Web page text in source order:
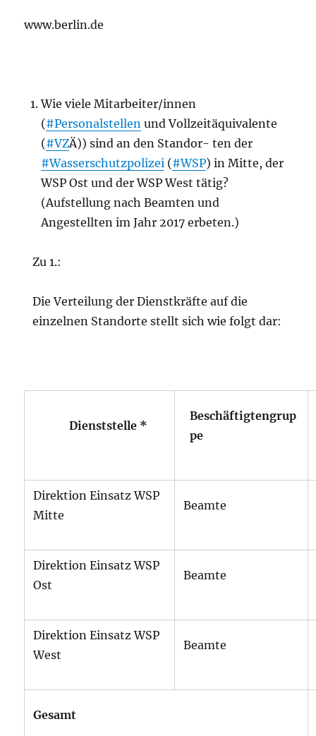
www.berlin.de
Wie viele Mitarbeiter/innen
(#Personalstellen und Vollzeitäquivalente
(#VZÄ)) sind an den Standor- ten der
#Wasserschutzpolizei (#WSP) in Mitte, der
WSP Ost und der WSP West tätig?
(Aufstellung nach Beamten und
Angestellten im Jahr 2017 erbeten.)
Zu 1.:
Die Verteilung der Dienstkräfte auf die
einzelnen Standorte stellt sich wie folgt dar:
Dienststelle *
Beschäftigtengrup
pe
Direktion Einsatz WSP
Mitte
Beamte
Direktion Einsatz WSP
Ost
Beamte
Direktion Einsatz WSP
West
Beamte
Gesamt